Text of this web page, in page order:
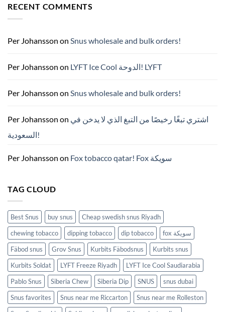
ZYN
한
벽
—
파
의
든
RECENT COMMENTS
Per Johansson on Snus wholesale and bulk orders!
Per Johansson on LYFT Ice Cool الدوحة! LYFT
Per Johansson on Snus wholesale and bulk orders!
Per Johansson on اشتري تبغًا رخيصًا من التبغ الذي لا يدخن في
السعودية!
Per Johansson on Fox tobacco qatar! Fox سويكة
TAG CLOUD
Best Snus buy snus
Cheap swedish snus Riyadh
chewing tobacco
dipping tobacco dip tobacco
fox سويكة
Fäbod snus
Grov Snus Kurbits Fäbodsnus
Kurbits snus
Kurbits Soldat
LYFT Freeze Riyadh
LYFT Ice Cool Saudiarabia
Pablo Snus
Siberia Chew Siberia Dip SNUS
snus dubai
Snus favorites
Snus near me Riccarton
Snus near me Rolleston